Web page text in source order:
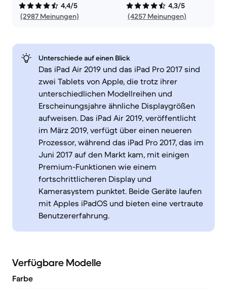
4,4/5
(2987 Meinungen)
4,3/5
(4257 Meinungen)
Unterschiede auf einen Blick
Das iPad Air 2019 und das iPad Pro 2017 sind
zwei Tablets von Apple, die trotz ihrer
unterschiedlichen Modellreihen und
Erscheinungsjahre ähnliche Displaygrößen
aufweisen. Das iPad Air 2019, veröffentlicht
im März 2019, verfügt über einen neueren
Prozessor, während das iPad Pro 2017, das im
Juni 2017 auf den Markt kam, mit einigen
Premium-Funktionen wie einem
fortschrittlicheren Display und
Kamerasystem punktet. Beide Geräte laufen
mit Apples iPadOS und bieten eine vertraute
Benutzererfahrung.
Verfügbare Modelle
Farbe